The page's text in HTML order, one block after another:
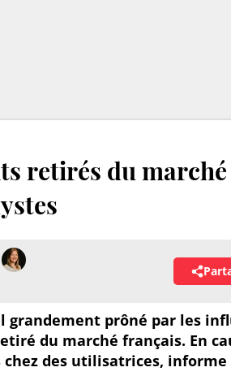
retirés du
grandement prôné par les
du marché français. En
des utilisatrices, informe